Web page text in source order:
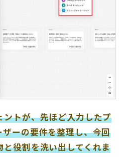
トが、先ほど入力したプ
ーの要件を整理し、今回
役割を洗い出してくれま